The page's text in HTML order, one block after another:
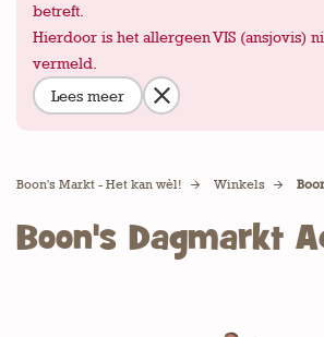
betreft.
Hierdoor is het allergeen VIS (ansjovis)
vermeld.
Lees meer
Boon's Markt - Het kan wèl! Winkels
Boon's Dagmarkt